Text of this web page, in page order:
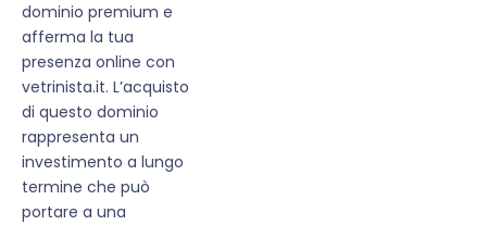
dominio premium e
afferma la tua
presenza online con
vetrinista.it. L’acquisto
di questo dominio
rappresenta un
investimento a lungo
termine che può
portare a una